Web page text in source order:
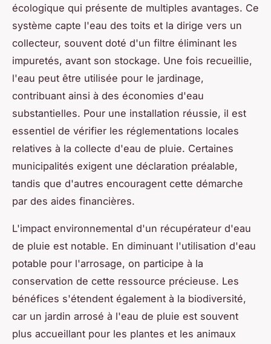
écologique qui présente de multiples avantages. Ce
système capte l'eau des toits et la dirige vers un
collecteur, souvent doté d'un filtre éliminant les
impuretés, avant son stockage. Une fois recueillie,
l'eau peut être utilisée pour le jardinage,
contribuant ainsi à des économies d'eau
substantielles. Pour une installation réussie, il est
essentiel de vérifier les réglementations locales
relatives à la collecte d'eau de pluie. Certaines
municipalités exigent une déclaration préalable,
tandis que d'autres encouragent cette démarche
par des aides financières.
L'impact environnemental d'un récupérateur d'eau
de pluie est notable. En diminuant l'utilisation d'eau
potable pour l'arrosage, on participe à la
conservation de cette ressource précieuse. Les
bénéfices s'étendent également à la biodiversité,
car un jardin arrosé à l'eau de pluie est souvent
plus accueillant pour les plantes et les animaux